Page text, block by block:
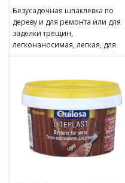
Безусадочная шпаклевка по
дереву и для ремонта или для
заделки трещин,
легконаносимая, легкая, для
наружных и внутренних работ.